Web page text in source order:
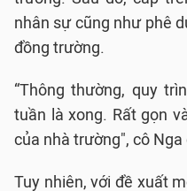
nhân sự cũng như phê
đồng trường.
“Thông thường, quy
tuần là xong. Rất gọn
của nhà trường", cô Nga
Tuy nhiên, với đề xuất